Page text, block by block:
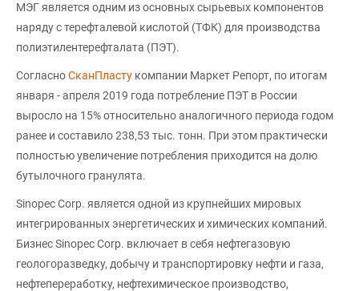
МЭГ является одним из основных сырьевых компонентов
наряду с терефталевой кислотой (ТФК) для производства
полиэтилентерефталата (ПЭТ).
СогласноСканПласту компании Маркет Репорт, по итогам
января - апреля 2019 года потребление ПЭТ в России
выросло на 15% относительно аналогичного периода годом
ранее и составило 238,53 тыс. тонн. При этом практически
полностью увеличение потребления приходится на долю
бутылочного гранулята.
Sinopec Corp. является одной из крупнейших мировых
интегрированных энергетических и химических компаний.
Бизнес Sinopec Corp. включает в себя нефтегазовую
геологоразведку, добычу и транспортировку нефти и газа,
нефтепереработку, нефтехимическое производство,